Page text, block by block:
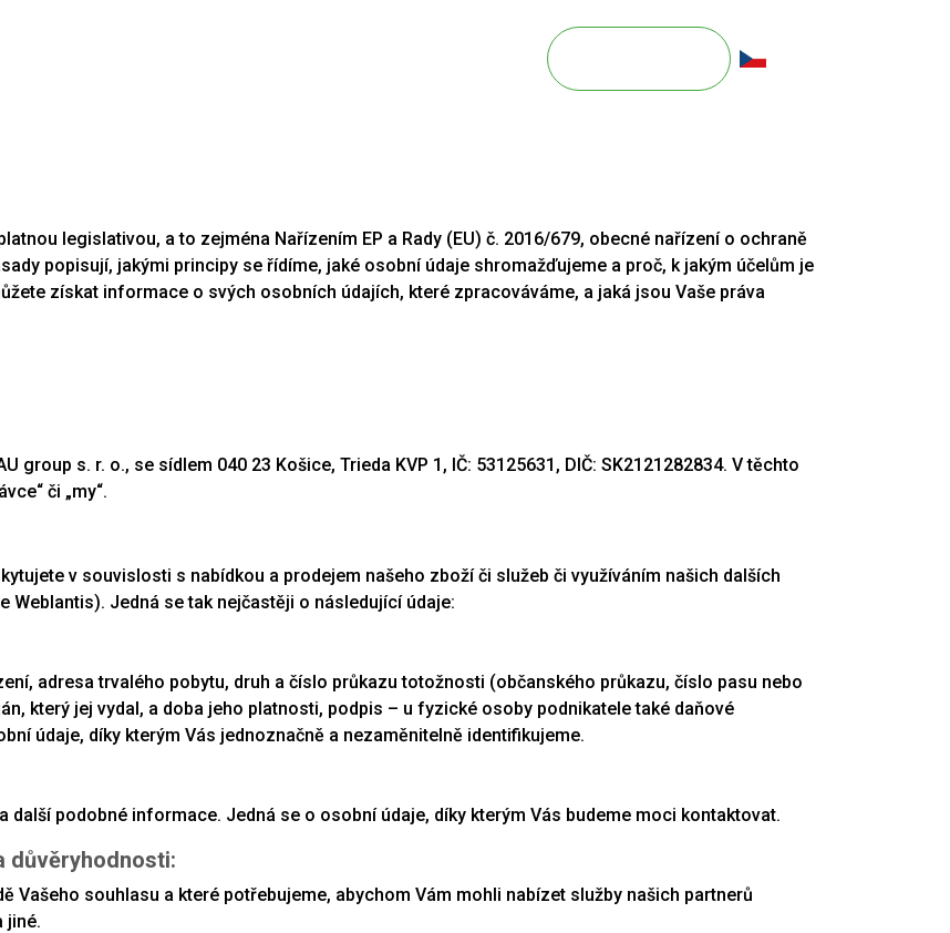
legislativou, a to zejména Nařízením EP a Rady (EU) č. 2016/679, obecné nařízení o ochraně
popisují, jakými principy se řídíme, jaké osobní údaje shromažďujeme a proč, k jakým účelům je
získat informace o svých osobních údajích, které zpracováváme, a jaká jsou Vaše práva
group s. r. o., se sídlem 040 23 Košice, Trieda KVP 1, IČ: 53125631, DIČ: SK2121282834. V těchto
či „my“.
v souvislosti s nabídkou a prodejem našeho zboží či služeb či využíváním našich dalších
Jedná se tak nejčastěji o následující údaje:
adresa trvalého pobytu, druh a číslo průkazu totožnosti (občanského průkazu, číslo pasu nebo
který jej vydal, a doba jeho platnosti, podpis – u fyzické osoby podnikatele také daňové
údaje, díky kterým Vás jednoznačně a nezaměnitelně identifikujeme.
podobné informace. Jedná se o osobní údaje, díky kterým Vás budeme moci kontaktovat.
důvěryhodnosti:
Vašeho souhlasu a které potřebujeme, abychom Vám mohli nabízet služby našich partnerů
jiné.